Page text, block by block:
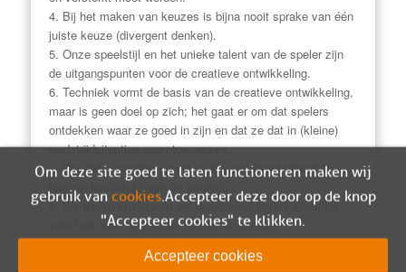
4. Bij het maken van keuzes is bijna nooit sprake van één
juiste keuze (divergent denken).
5. Onze speelstijl en het unieke talent van de speler zijn
de uitgangspunten voor de creatieve ontwikkeling.
6. Techniek vormt de basis van de creatieve ontwikkeling,
maar is geen doel op zich; het gaat er om dat spelers
ontdekken waar ze goed in zijn en dat ze dat in (kleine)
wedstrijdsituaties gaan toepassen.
7. We leiden spelers op om in alle situaties balbezit te
kunnen houden (alleen en samen).
8. We leiden spelers op om doorlopend betere situaties
voor hun team te creëren (alleen en samen).
9. We leiden spelers op om scoringskansen te creëren en
om te scoren (alleen en samen).
Om deze site goed te laten functioneren maken wij
gebruik van cookies. Accepteer deze door op de knop
"Accepteer cookies" te klikken.
Accepteer cookies